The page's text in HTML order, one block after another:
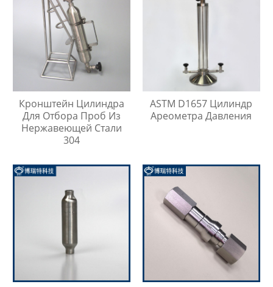
Кронштейн Цилиндра
Для Отбора Проб Из
Нержавеющей Стали
304
ASTM D1657 Цилиндр
Ареометра Давления